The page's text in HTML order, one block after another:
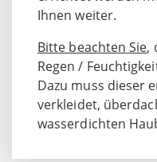
Ihnen weiter.
Bitte beachten Sie,
Regen /
Dazu muss dieser
verkleidet,
wasserdichten